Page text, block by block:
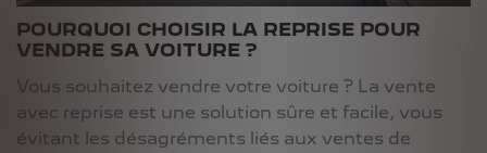
POURQUOI CHOISIR LA REPRISE POUR
VENDRE SA VOITURE ?
Vous souhaitez vendre votre voiture ? La vente
avec reprise est une solution sûre et facile, vous
évitant les désagréments liés aux ventes de